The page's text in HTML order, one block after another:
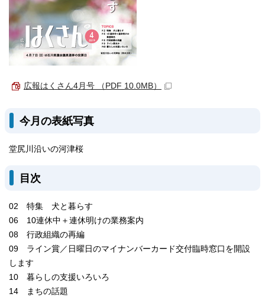
広報はくさん4月号 （PDF 10.0MB）
今月の表紙写真
堂尻川沿いの河津桜
目次
02 特集 犬と暮らす
06 10連休中＋連休明けの業務案内
08 行政組織の再編
09 ライン賞／日曜日のマイナンバーカード交付臨時窓口を開設
します
10 暮らしの支援いろいろ
14 まちの話題